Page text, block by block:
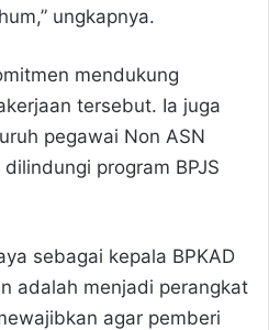
ungkapnya.
mendukung
tersebut. Ia juga
pegawai Non ASN
program BPJS
sebagai kepala BPKAD
adalah menjadi perangkat
agar pemberi